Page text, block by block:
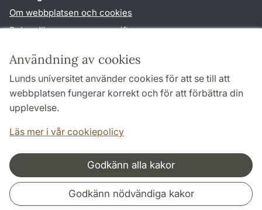
Användning av cookies
Lunds universitet använder cookies för att se till att
webbplatsen fungerar korrekt och för att förbättra din
upplevelse.
Läs mer i vår cookiepolicy
Godkänn alla kakor
Godkänn nödvändiga kakor
Om webbplatsen och cookies
Behandling av personuppgifter
TYPO3-login
Följ oss i sociala medier
Samarbeten och nätverk